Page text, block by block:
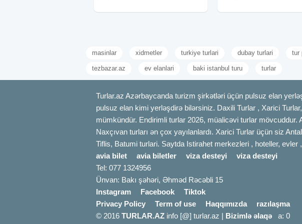
füsunkar
masinlar xidmetler turkiye turlari dubay turlari tur
tezbazar.az ev elanlari baki istanbul turu turlar
Turlar.az Azərbaycanda turizm şirkətləri üçün pulsuz elan
pulsuz elan kimi yerləşdirə bilərsiniz. Daxili Turlar , Xarici
mümkündür. Endirimli turlar 2026, müalicəvi turlar mövcuddur.
Naxçıvan turları ən çox yayılanlardı. Xarici Turlar üçün siz
Tiflis, Batumi turlari. Saytda Istirahet merkezleri , hoteller,
avia bilet
avia biletler viza desteyi
viza desteyi
Tel: 077 1324956
Ünvan: Bakı şəhəri, Əhməd Rəcəbli 15
Instagram
Facebook
Tiktok
Privacy Policy
Term of use Haqqımızda
razılaşma
© 2016 TURLAR.AZ info [@] turlar.az | Bizimlə əlaqə a: 0